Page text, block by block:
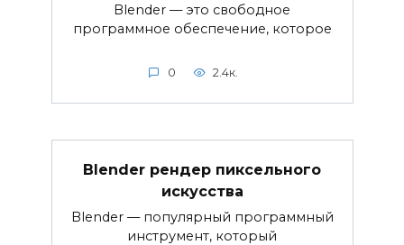
Blender — это свободное
программное обеспечение, которое
0 2.4к.
Blender рендер пиксельного
искусства
Blender — популярный программный
инструмент, который